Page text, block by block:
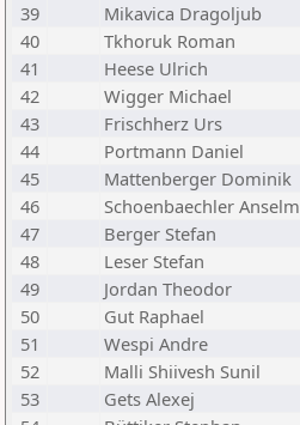
39
Mikavica Dragoljub
40
Tkhoruk Roman
41
Heese Ulrich
42
Wigger Michael
43
Frischherz Urs
44
Portmann Daniel
45
Mattenberger Dominik
46
Schoenbaechler Anselm
47
Berger Stefan
48
Leser Stefan
49
Jordan Theodor
50
Gut Raphael
51
Wespi Andre
52
Malli Shiivesh Sunil
53
Gets Alexej